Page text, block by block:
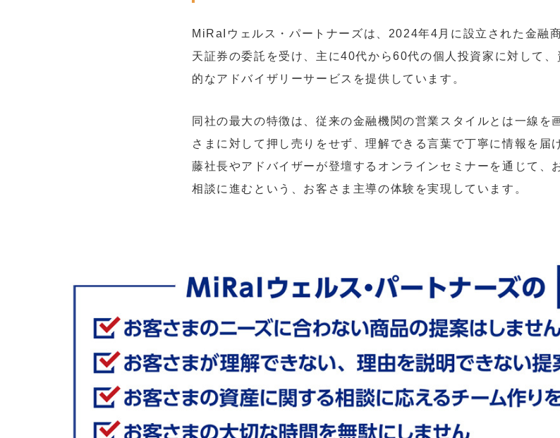
MiRaIウェルス・パートナーズは、2024年4月に設立された金融
天証券の委託を受け、主に40代から60代の個人投資家に対して
的なアドバイザリーサービスを提供しています。
同社の最大の特徴は、従来の金融機関の営業スタイルとは一線を
さまに対して押し売りをせず、理解できる言葉で丁寧に情報を届
藤社長やアドバイザーが登壇するオンラインセミナーを通じて、
相談に進むという、お客さま主導の体験を実現しています。